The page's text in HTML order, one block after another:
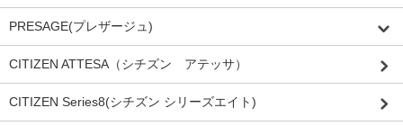
PRESAGE(プレザージュ)
CITIZEN ATTESA（シチズン アテッサ）
CITIZEN Series8(シチズン シリーズエイト)